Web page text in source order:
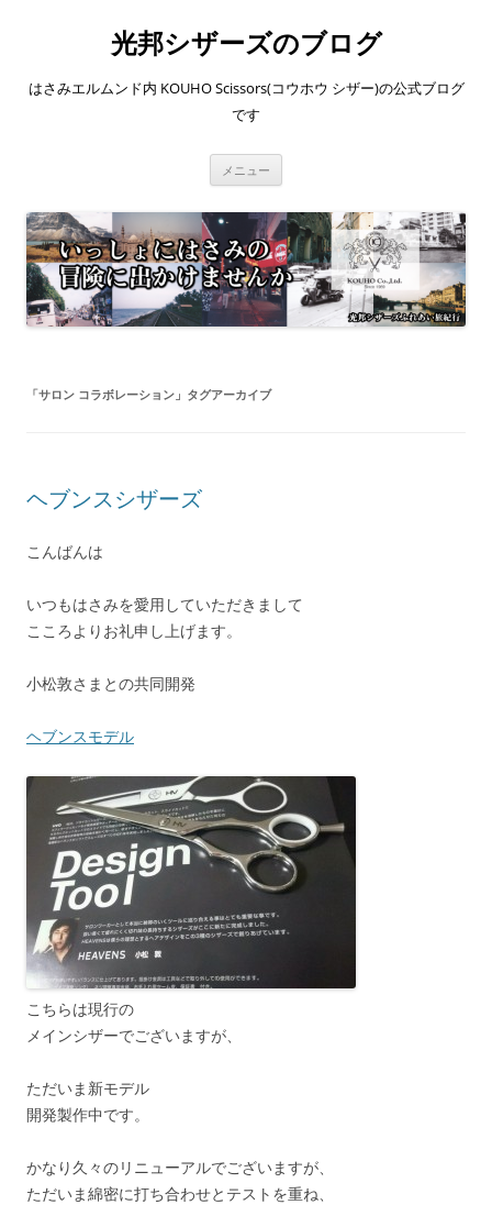
へ
ス
光邦シザーズのブログ
はさみエルムンド内 KOUHO Scissors(コウホウ シザー)の公式ブログ
です
メニュー
「サロン コラボレーション 」タグアーカイブ
ヘブンスシザーズ
こんばんは
いつもはさみを愛用していただきまして
こころよりお礼申し上げます。
小松敦さまとの共同開発
ヘブンスモデル
こちらは現行の
メインシザーでございますが、
ただいま新モデル
開発製作中です。
かなり久々のリニューアルでございますが、
ただいま綿密に打ち合わせとテストを重ね、